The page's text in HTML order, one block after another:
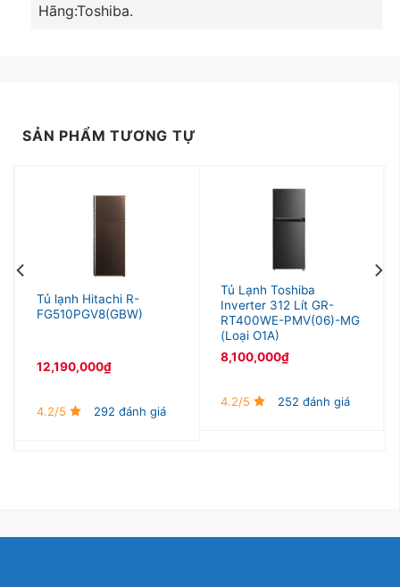
cho những hộ gia đình có trên 5 thành viên, hoặc ít
Hãng:Toshiba.
SẢN PHẨM TƯƠNG TỰ
Tủ lạnh Hitachi R-
FG510PGV8(GBW)
12,190,000₫
4.2/5 292 đánh giá
Tủ Lạnh Toshiba
Inverter 312 Lít GR-
RT400WE-PMV(06)-MG
(Loại O1A)
8,100,000₫
4.2/5 252 đánh giá